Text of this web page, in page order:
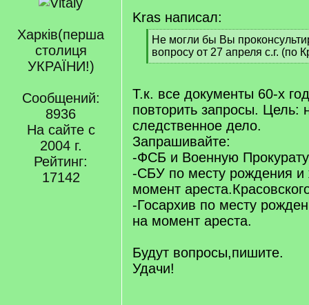
Харкiв(перша
столиця
УКРАЇНИ!)
Сообщений:
8936
На сайте с
2004 г.
Рейтинг:
17142
Kras написал:
[
q
]
Не могли бы Вы
вопросу от 27 апреля с.г. (по
[
]
Т.к. все документы 60-х
повторить запросы. Цель:
следственное дело.
Запрашивайте:
-ФСБ и Военную
-СБУ по месту рождения и
момент
-Госархив по месту
на момент ареста.
Будут вопросы,пишите.
Удачи!